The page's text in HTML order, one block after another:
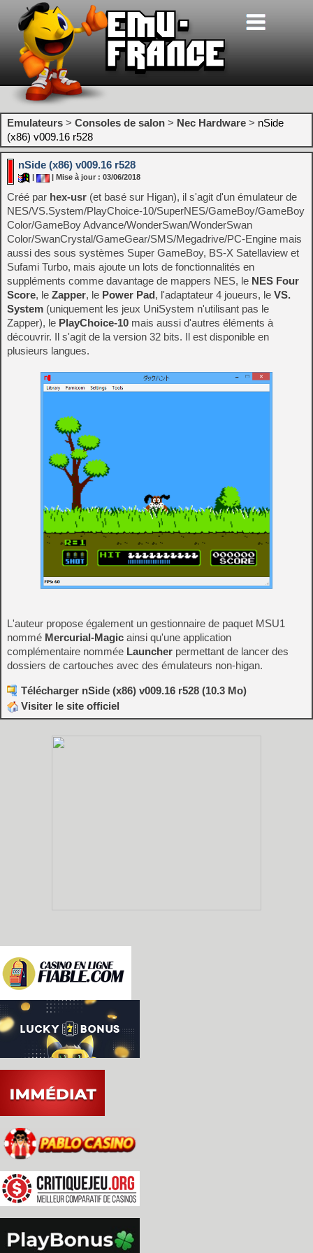
Emulateurs > Consoles de salon > Nec Hardware > nSide
(x86) v009.16 r528
nSide (x86) v009.16 r528
| Mise à jour : 03/06/2018
Créé par hex-usr (et basé sur Higan), il s'agit d'un émulateur de
NES/VS.System/PlayChoice-10/SuperNES/GameBoy/GameBoy
Color/GameBoy Advance/WonderSwan/WonderSwan
Color/SwanCrystal/GameGear/SMS/Megadrive/PC-Engine mais
aussi des sous systèmes Super GameBoy, BS-X Satellaview et
Sufami Turbo, mais ajoute un lots de fonctionnalités en
suppléments comme davantage de mappers NES, le NES Four
Score, le Zapper, le Power Pad, l'adaptateur 4 joueurs, le VS.
System (uniquement les jeux UniSystem n'utilisant pas le
Zapper), le PlayChoice-10 mais aussi d'autres éléments à
découvrir. Il s'agit de la version 32 bits. Il est disponible en
plusieurs langues.
L'auteur propose également un gestionnaire de paquet MSU1
nommé Mercurial-Magic ainsi qu'une application
complémentaire nommée Launcher permettant de lancer des
dossiers de cartouches avec des émulateurs non-higan.
Télécharger nSide (x86) v009.16 r528 (10.3 Mo)
Visiter le site officiel